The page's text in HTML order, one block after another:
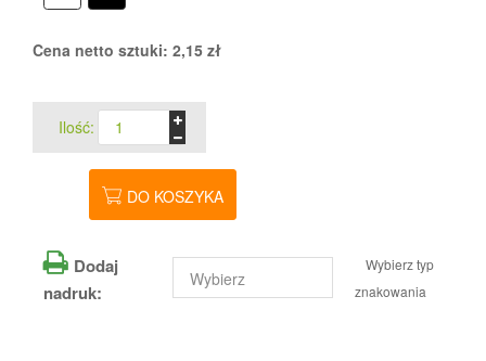
Cena netto sztuki: 2,15 zł
Ilość:
DO KOSZYKA
Dodaj
nadruk:
Wybierz typ
znakowania